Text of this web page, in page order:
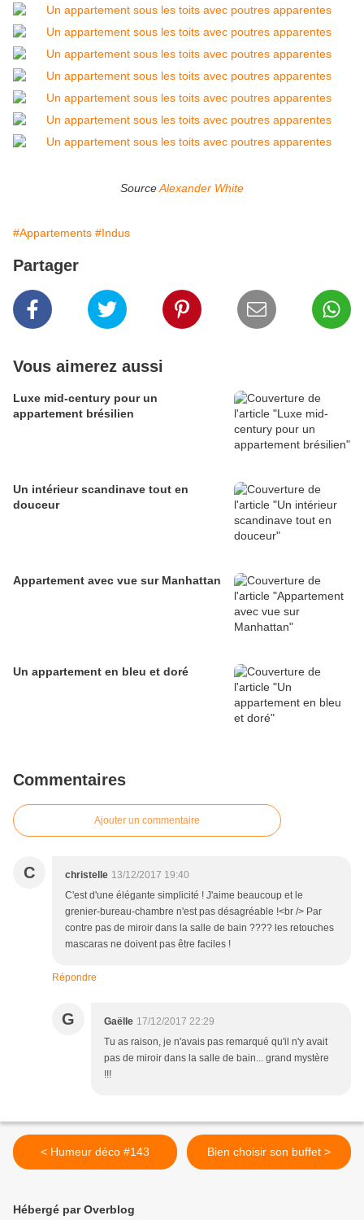
SourceAlexander White
#Appartements #Indus
Partager
Vous aimerez aussi
Luxe mid-century pour un
appartement brésilien
Un intérieur scandinave tout en
douceur
Appartement avec vue sur Manhattan
Un appartement en bleu et doré
Commentaires
Ajouter un commentaire
C christelle 13/12/2017 19:40
C'est d'une élégante simplicité ! J'aime beaucoup et le
grenier-bureau-chambre n'est pas désagréable !<br /> Par
contre pas de miroir dans la salle de bain ???? les retouches
mascaras ne doivent pas être faciles !
Répondre
G Gaëlle 17/12/2017 22:29
Tu as raison, je n'avais pas remarqué qu'il n'y avait
pas de miroir dans la salle de bain... grand mystère
!!!
< Humeur déco #143 Bien choisir son buffet >
Hébergé par Overblog